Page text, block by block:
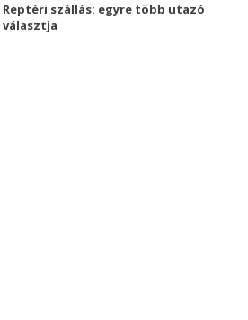
Reptéri szállás: egyre több utazó
választja